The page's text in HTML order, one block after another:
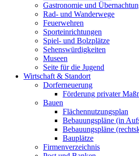
Gastronomie und
Rad- und Wanderwege
Feuerwehren
Sporteinrichtungen
Spiel- und Bolzplätze
Sehenswürdigkeiten
Museen
Seite für die Jugend
Wirtschaft & Standort
Dorferneuerung
Förderung privater
Bauen
Flächennutzungsplan
Bebauungspläne (in
Bebauungspläne
Bauplätze
Firmenverzeichnis